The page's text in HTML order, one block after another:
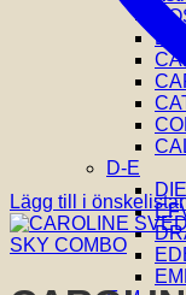
BY
D-E
Lägg till i